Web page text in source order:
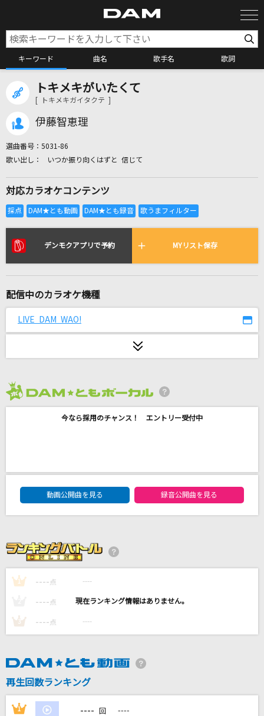
キーワード 曲名 歌手名 歌詞
カラオケ検索
全国りれき
リアルタイムで歌われている曲の一覧
大不正解
プライド革命
[生音]高嶺の花子さん
Ayase
[生音]桜の時
メランコリーキッチン
THEE MICHELLE GUN ELEPHANT
トキメキがいたくて
[ トキメキガイタクテ ]
伊藤智恵理
選曲番号： 5031-86
いつか振り向くはずと 信じて
対応カラオケコンテンツ
デンモクアプリで予約 MYリスト保存
配信中のカラオケ機種
LIVE DAM WAO!
今なら採用のチャンス！ エントリー受付中
DAM★ともボーカルエントリーランキング
動画公開曲を見る
録音公開曲を見る
1 ---- 点 ----
---- 点 ----
3 ---- 点 ----
再生回数ランキング
1 ---- 回 ----